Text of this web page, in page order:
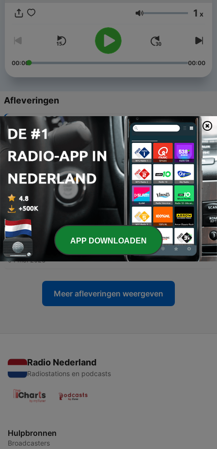
uitgekomen Bach CD’s. Bach & Co is dus als een soort
zonder Bach’ radioafleveringen in die week.
Volume 1 x
00:00 00:00
Afleveringen
Bach & Co
03 aug. 2026
109 - Bach & Co
108 - Bach & Co
20 jul. 2026
- Bach & Co
22 jun. 2026
106 - Bach & Co
04 mei 2026
Meer afleveringen weergeven
Radio Nederland
Radiostations en podcasts
Hulpbronnen
Broadcasters
APP DOWNLOADEN